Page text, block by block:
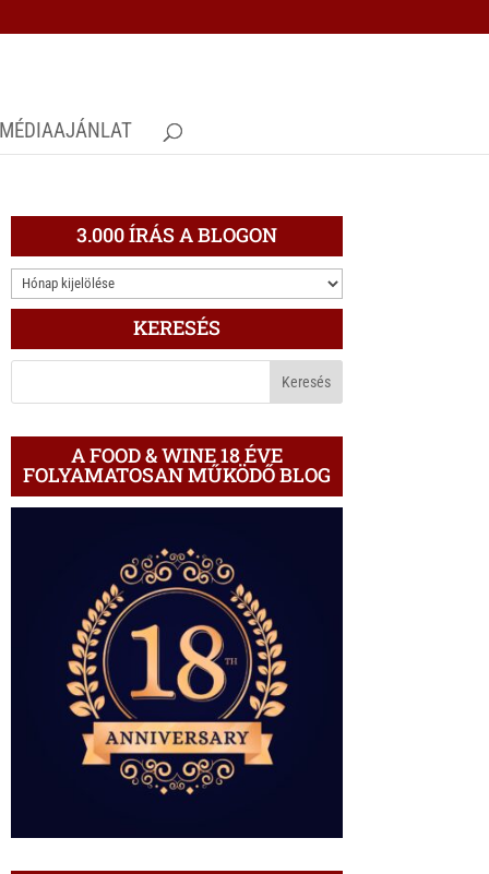
MÉDIAAJÁNLAT
3.000 ÍRÁS A BLOGON
3.000
ÍRÁS
BLOGON
KERESÉS
A FOOD & WINE 18 ÉVE
FOLYAMATOSAN MŰKÖDŐ BLOG